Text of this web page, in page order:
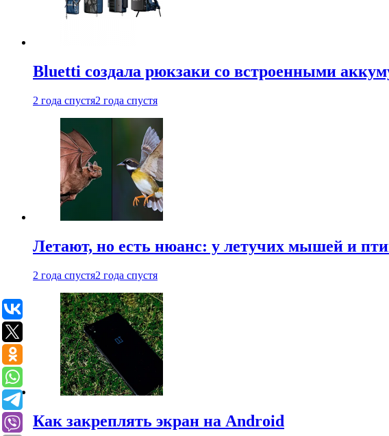
Bluetti создала рюкзаки со встроенными
2 года спустя2 года спустя
Летают, но есть нюанс: у летучих мышей и
2 года спустя2 года спустя
Как закреплять экран на Android